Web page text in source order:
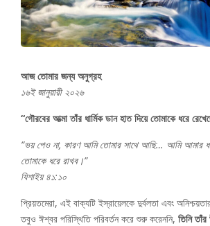
আজ তোমার জন্য অনুগ্রহ
১৬ই জানুয়ারী ২০২৬
“গৌরবের আত্মা তাঁর ধার্মিক ডান হাত দিয়ে তোমাকে ধরে
“ভয় পেও না, কারণ আমি তোমার সাথে আছি… আমি আমার
তোমাকে ধরে রাখব।”
যিশাইয় ৪১:১০
প্রিয়তমেরা, এই বাক্যটি ইস্রায়েলকে দুর্বলতা এবং
তবুও ঈশ্বর পরিস্থিতি পরিবর্তন করে শুরু করেননি, তিনি